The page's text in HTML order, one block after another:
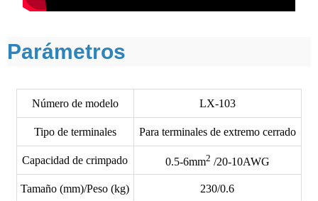
Parámetros
Número de modelo LX-103
Tipo de terminales Para terminales de extremo cerrado
Capacidad de crimpado 0.5-6mm2 /20-10AWG
Tamaño (mm)/Peso (kg) 230/0.6